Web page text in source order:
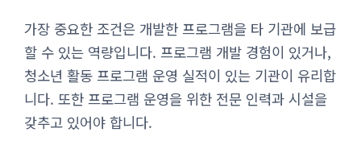
가장 중요한 조건은 개발한 프로그램을 타 기관에 보급
할 수 있는 역량입니다. 프로그램 개발 경험이 있거나,
청소년 활동 프로그램 운영 실적이 있는 기관이 유리합
니다. 또한 프로그램 운영을 위한 전문 인력과 시설을
갖추고 있어야 합니다.